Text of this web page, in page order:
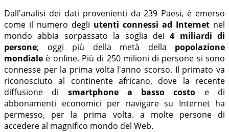
Dall'analisi dei dati provenienti da 239 Paesi, è emerso
come il numero degli utenti connessi ad Internet nel
mondo abbia sorpassato la soglia dei4 miliardi di
persone; oggi più della metà della popolazione
mondiale è online. Più di 250 milioni di persone si sono
connesse per la prima volta l'anno scorso. Il primato va
riconosciuto al continente africano, dove la recente
diffusione di smartphone a basso costo e di
abbonamenti economici per navigare su Internet ha
permesso, per la prima volta. a molte persone di
accedere al magnifico mondo del Web.